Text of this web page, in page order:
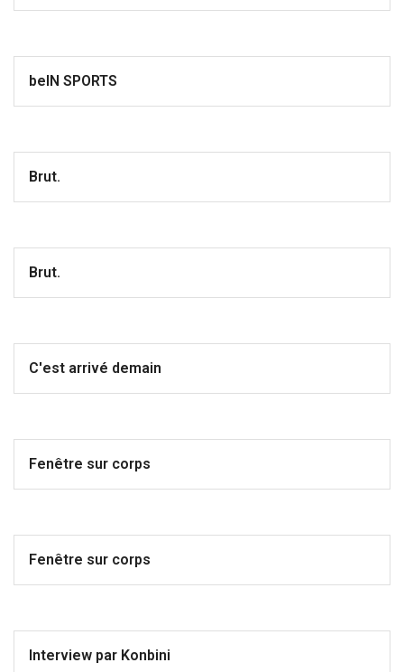
beIN SPORTS
Brut.
Brut.
C'est arrivé demain
Fenêtre sur corps
Fenêtre sur corps
Interview par Konbini